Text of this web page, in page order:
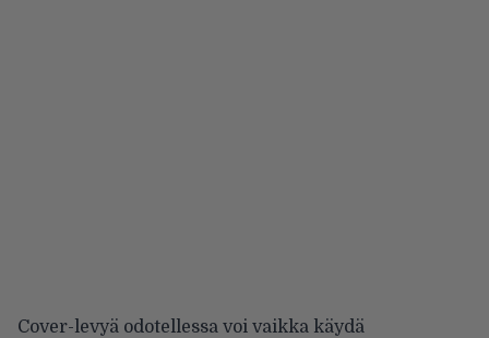
Cover-levyä odotellessa voi vaikka käydä